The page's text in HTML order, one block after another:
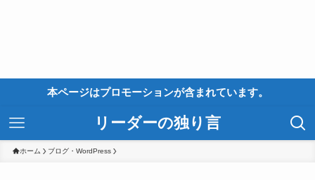
本ページはプロモーションが含まれています。
リーダーの独り言
ホーム ブログ・WordPress